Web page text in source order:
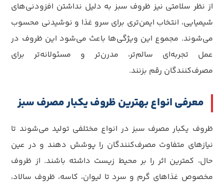
از نظر سلامتی نیز ظروف سبز به دلیل نداشتن افزودنی‌های
شیمیایی، انتخاب ایمن‌تری برای سرو غذا و نوشیدنی محسوب
می‌شوند. مجموع این ویژگی‌ها باعث می‌شود این ظروف در
عمل تجربه‌ای سالم‌تر، مدرن‌تر و مسئولانه‌تر برای
مصرف‌کنندگان رقم بزنند.
معرفی انواع بهترین ظروف یکبار مصرف سبز
ظروف یکبار مصرف سبز در انواع مختلفی تولید می‌شوند تا
نیازهای متفاوت مصرف‌کنندگان را پوشش دهند و در عین
حال، کمترین اثر را بر محیط‌ زیست داشته باشند. از ظروف
مخصوص غذاهای گرم و سرد تا لیوان، کاسه، ظروف سالاد،